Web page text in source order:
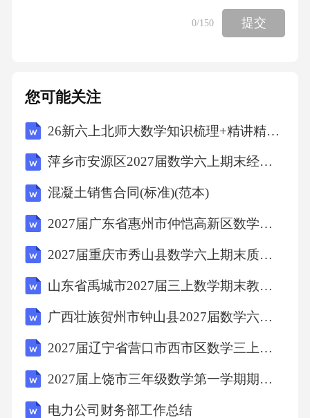
0/150 提交
您可能关注
26新六上北师大数学知识梳理+精讲精练+同步练习
萍乡市安源区2027届数学六上期末经典试题含解析
混凝土销售合同(标准)(范本)
2027届广东省惠州市仲恺高新区数学四上期末考试试题含解析
2027届重庆市秀山县数学六上期末质量跟踪监视模拟试题含解析
山东省禹城市2027届三上数学期末教学质量检测模拟试题含解析
广西壮族贺州市钟山县2027届数学六上期末综合测试试题含解析
2027届辽宁省营口市西市区数学三上期末检测试题含解析
2027届上饶市三年级数学第一学期期末质量跟踪监视模拟试题含解析
电力公司财务部工作总结